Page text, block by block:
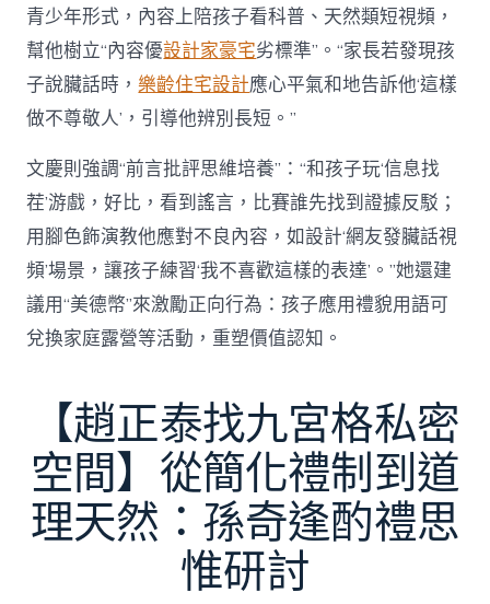
青少年形式，內容上陪孩子看科普、天然類短視頻，
幫他樹立“內容優設計家豪宅劣標準”。“家長若發現孩
子說臟話時，樂齡住宅設計應心平氣和地告訴他‘這樣
做不尊敬人’，引導他辨別長短。”
文慶則強調“前言批評思維培養”：“和孩子玩‘信息找
茬’游戲，好比，看到謠言，比賽誰先找到證據反駁；
用腳色飾演教他應對不良內容，如設計‘網友發臟話視
頻’場景，讓孩子練習‘我不喜歡這樣的表達’。”她還建
議用“美德幣”來激勵正向行為：孩子應用禮貌用語可
兌換家庭露營等活動，重塑價值認知。
【趙正泰找九宮格私密
空間】從簡化禮制到道
理天然：孫奇逢酌禮思
惟研討